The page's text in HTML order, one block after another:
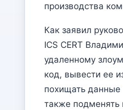
производства
Как заявил
ICS CERT
удаленному
код, вывести ее
похищать данные
также подменять